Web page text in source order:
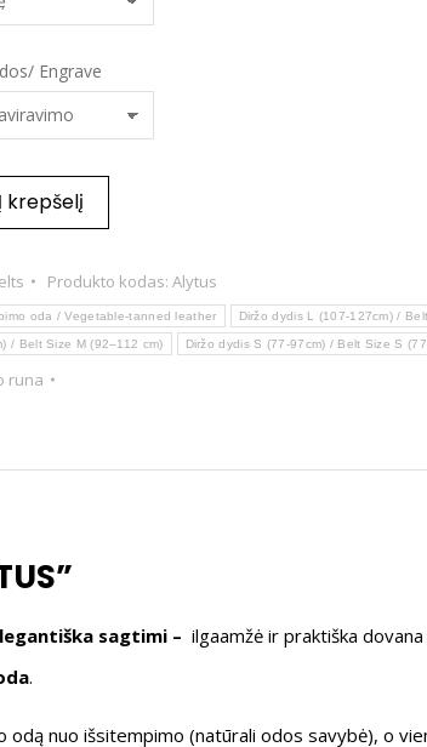
Engrave
krepšelį
Produkto kodas: Alytus
oda / Vegetable-tanned leather Diržo dydis L (107-127cm) /
/ Belt Size M (92–112 cm) Diržo dydis S (77-97cm) / Belt Size S
runa
sagtimi – ilgaamžė ir praktiška
.
odą nuo išsitempimo (natūrali odos savybė), o